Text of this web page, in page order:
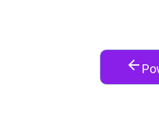
arrow_back